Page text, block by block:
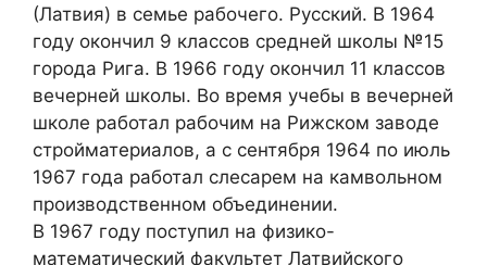
(Латвия) в семье рабочего. Русский. В 1964
году окончил 9 классов средней школы №15
города Рига. В 1966 году окончил 11 классов
вечерней школы. Во время учебы в вечерней
школе работал рабочим на Рижском заводе
стройматериалов, а с сентября 1964 по июль
1967 года работал слесарем на камвольном
производственном объединении.
В 1967 году поступил на физико-
математический факультет Латвийского